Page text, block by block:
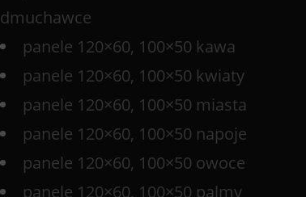
dmuchawce
panele 120×60, 100×50 kawa
panele 120×60, 100×50 kwiaty
panele 120×60, 100×50 miasta
panele 120×60, 100×50 napoje
panele 120×60, 100×50 owoce
panele 120×60, 100×50 palmy